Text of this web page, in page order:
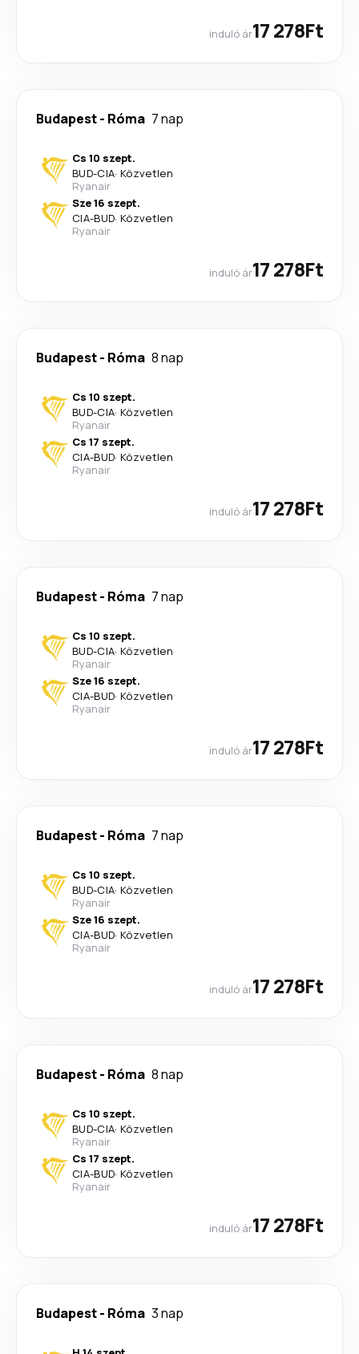
induló ár17 278Ft
Budapest- Róma 7 nap
Cs 10 szept.
BUD-CIA· Közvetlen
Ryanair
Sze 16 szept.
CIA-BUD· Közvetlen
Ryanair
induló ár17 278Ft
Budapest- Róma 8 nap
Cs 10 szept.
BUD-CIA· Közvetlen
Ryanair
Cs 17 szept.
CIA-BUD· Közvetlen
Ryanair
induló ár17 278Ft
Budapest- Róma 7 nap
Cs 10 szept.
BUD-CIA· Közvetlen
Ryanair
Sze 16 szept.
CIA-BUD· Közvetlen
Ryanair
induló ár17 278Ft
Budapest- Róma 7 nap
Cs 10 szept.
BUD-CIA· Közvetlen
Ryanair
Sze 16 szept.
CIA-BUD· Közvetlen
Ryanair
induló ár17 278Ft
Budapest- Róma 8 nap
Cs 10 szept.
BUD-CIA· Közvetlen
Ryanair
Cs 17 szept.
CIA-BUD· Közvetlen
Ryanair
induló ár17 278Ft
Budapest- Róma 3 nap